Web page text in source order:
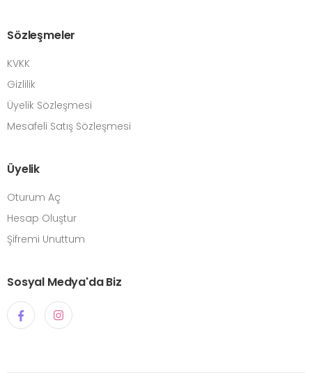
Sözleşmeler
KVKK
Gizlilik
Üyelik Sözleşmesi
Mesafeli Satış Sözleşmesi
Üyelik
Oturum Aç
Hesap Oluştur
Şifremi Unuttum
Sosyal Medya'da Biz